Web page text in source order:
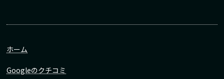
ホーム
Googleのクチコミ